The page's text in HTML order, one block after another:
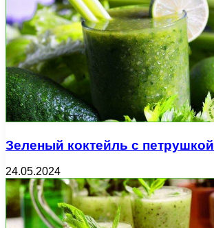
Зеленый коктейль с петрушкой
24.05.2024